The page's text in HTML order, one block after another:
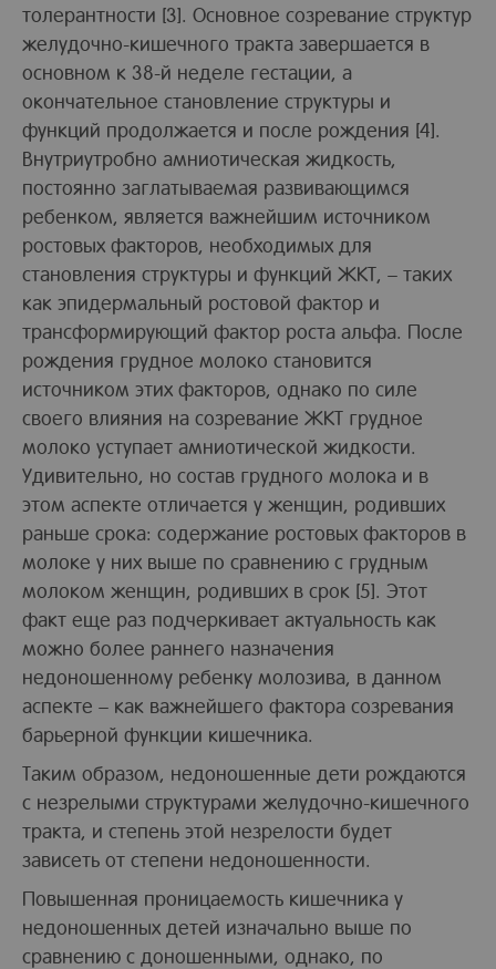
толерантности [3]. Основное созревание структур
желудочно-кишечного тракта завершается в
основном к 38-й неделе гестации, а
окончательное становление структуры и
функций продолжается и после рождения [4].
Внутриутробно амниотическая жидкость,
постоянно заглатываемая развивающимся
ребенком, является важнейшим источником
ростовых факторов, необходимых для
становления структуры и функций ЖКТ, – таких
как эпидермальный ростовой фактор и
трансформирующий фактор роста альфа. После
рождения грудное молоко становится
источником этих факторов, однако по силе
своего влияния на созревание ЖКТ грудное
молоко уступает амниотической жидкости.
Удивительно, но состав грудного молока и в
этом аспекте отличается у женщин, родивших
раньше срока: содержание ростовых факторов в
молоке у них выше по сравнению с грудным
молоком женщин, родивших в срок [5]. Этот
факт еще раз подчеркивает актуальность как
можно более раннего назначения
недоношенному ребенку молозива, в данном
аспекте – как важнейшего фактора созревания
барьерной функции кишечника.
Таким образом, недоношенные дети рождаются
с незрелыми структурами желудочно-кишечного
тракта, и степень этой незрелости будет
зависеть от степени недоношенности.
Повышенная проницаемость кишечника у
недоношенных детей изначально выше по
сравнению с доношенными, однако, по